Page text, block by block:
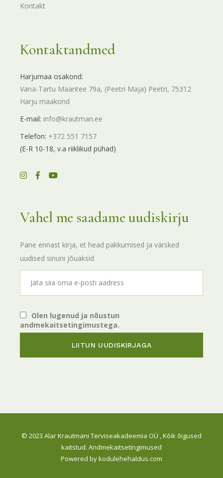
Kontakt
Kontaktandmed
Harjumaa osakond:
Vana-Tartu Maantee 79a, (Peetri Maja) Peetri, 75312
Harju maakond
E-mail: info@krautman.ee
Telefon: +372 551 7157
(E-R 10-18, v.a riiklikud pühad)
Vahel me saadame uudiskirju
Pane ennast kirja, et head pakkumised ja värsked
uudised sinuni jõuaksid
Olen lugenud ja nõustun
andmekaitsetingimustega.
© 2023 Alar Krautmani Terviseakadeemia OÜ , Kõik õigused
kaitstud. Andmekaitsetingimused
Powered bykodulehehaldus.com